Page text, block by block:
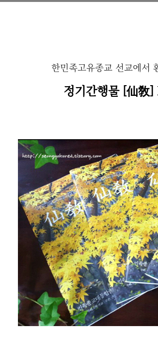
한민족고유종교 선교에서
정기간행물 [仙敎]